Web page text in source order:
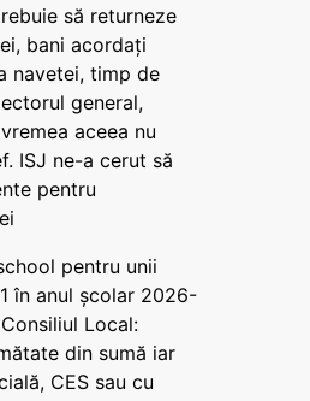
să returneze
bani acordați
navetei, timp de
general,
aceea nu
ISJ ne-a cerut să
pentru
pentru unii
în anul școlar 2026-
Local:
din sumă iar
CES sau cu